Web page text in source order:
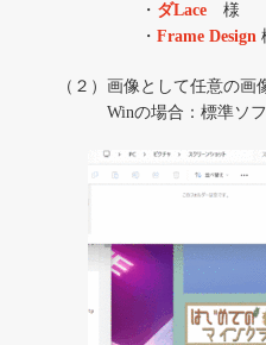
・ ダLace 様
・ Frame Design
（２）画像として任意の画
Winの場合：標準ソフト